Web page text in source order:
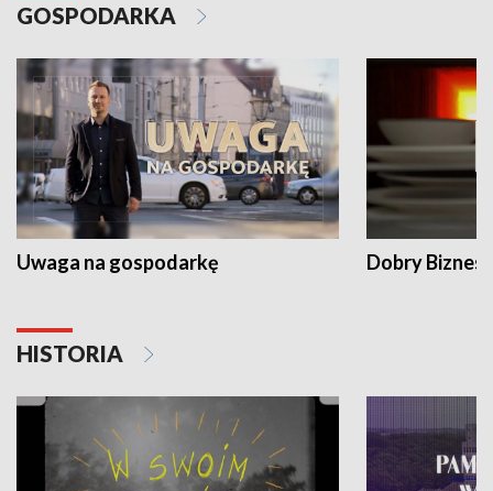
GOSPODARKA
Uwaga na gospodarkę Dobry Biznes
HISTORIA